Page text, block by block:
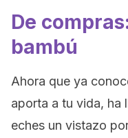
De
bambú
Ahora que ya
aporta a tu vida, ha
eches un vistazo